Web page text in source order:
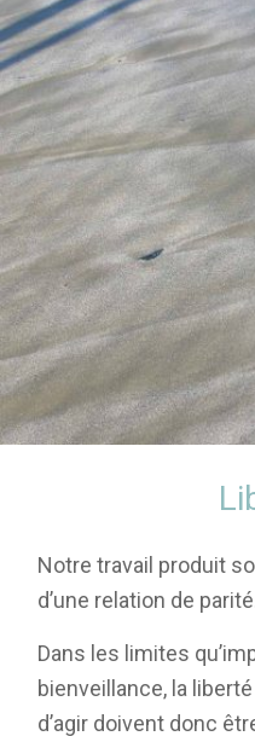
Notre travail produit
d’une relation de
Dans les limites
bienveillance, la
d’agir doivent donc